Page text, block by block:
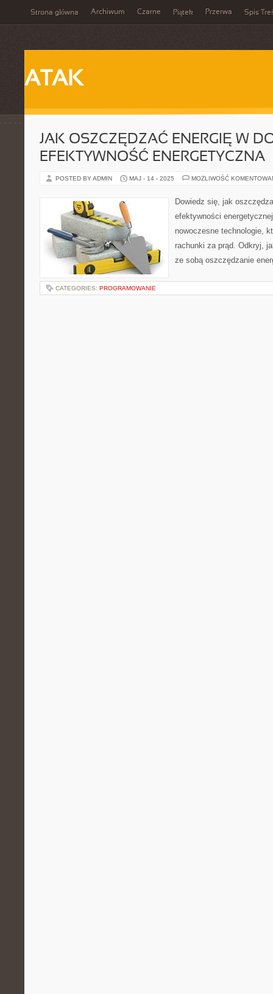
Strona główna Archiwum Czarne Piątek Przerwa Spis
ATAK
JAK OSZCZĘDZAĆ ENERGIĘ W
EFEKTYWNOŚĆ ENERGETYCZNA
POSTED BY ADMIN MAJ - 14 - 2025 MOŻLIWOŚĆ
Dowiedz się, jak
efektywności
nowoczesne technologie,
rachunki za prąd. Odkryj,
ze sobą oszczędzanie
CATEGORIES: PROGRAMOWANIE